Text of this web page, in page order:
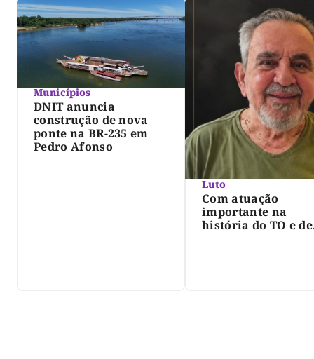
Municípios
DNIT anuncia
construção de nova
ponte na BR-235 em
Pedro Afonso
Luto
Com atuação
importante na
história do TO e de